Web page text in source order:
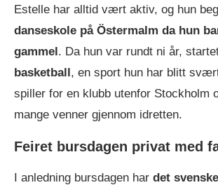
Estelle har alltid vært aktiv, og hun
danseskole på Östermalm da hun
gammel. Da hun var rundt ni år,
basketball, en sport hun har blitt
spiller for en klubb utenfor Stockholm
mange venner gjennom idretten.
Feiret bursdagen privat med
I anledning bursdagen har det